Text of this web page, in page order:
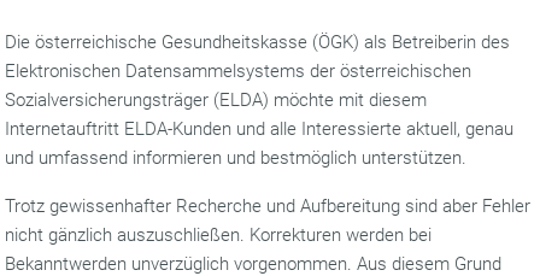
Die österreichische Gesundheitskasse (ÖGK) als Betreiberin des
Elektronischen Datensammelsystems der österreichischen
Sozialversicherungsträger (ELDA) möchte mit diesem
Internetauftritt ELDA-Kunden und alle Interessierte aktuell, genau
und umfassend informieren und bestmöglich unterstützen.
Trotz gewissenhafter Recherche und Aufbereitung sind aber Fehler
nicht gänzlich auszuschließen. Korrekturen werden bei
Bekanntwerden unverzüglich vorgenommen. Aus diesem Grund